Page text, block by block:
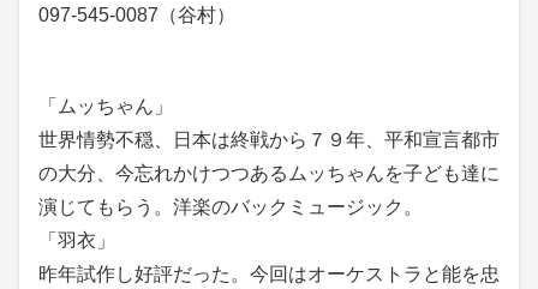
097-545-0087（谷村）
「ムッちゃん」
世界情勢不穏、日本は終戦から７９年、平和宣言都市
の大分、今忘れかけつつあるムッちゃんを子ども達に
演じてもらう。洋楽のバックミュージック。
「羽衣」
昨年試作し好評だった。今回はオーケストラと能を忠